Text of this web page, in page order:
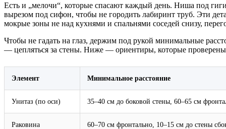
Есть и „мелочи“, которые спасают каждый день. Ниша под
вырезом под сифон, чтобы не городить лабиринт труб. Эти
мокрые зоны не над кухнями и спальнями соседей снизу,
Чтобы не гадать на глаз, держим под рукой минимальные
— цепляться за стены. Ниже — ориентиры, которые
Элемент Минимальное расстояние
Унитаз (по оси) 35–40 см до боковой стены, 60–65 см
Раковина 60–70 см фронтально, 10–15 см до стены